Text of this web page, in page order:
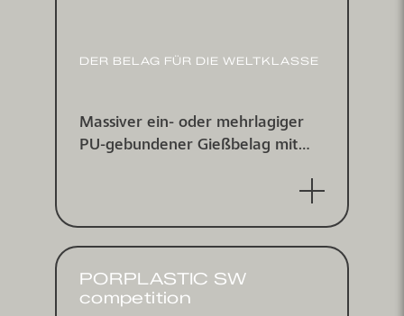
DER BELAG FÜR DIE WELTKLASSE
Massiver ein- oder mehr­lagiger
PU-ge­bundener Gieß­belag mit
PORPLASTIC SW
competition